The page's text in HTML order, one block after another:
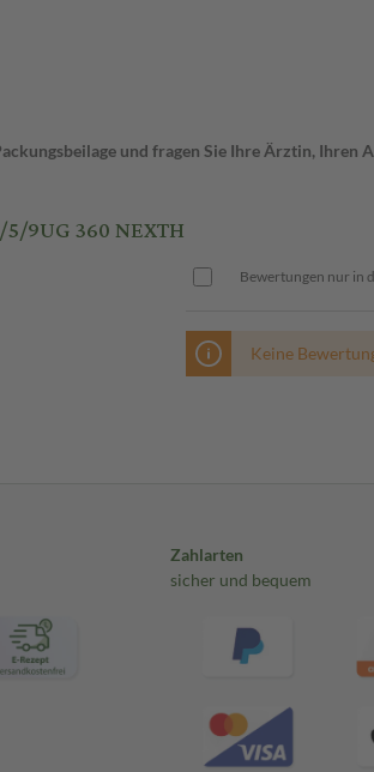
und fragen Sie Ihre Ärztin, Ihren
9UG 360 NEXTH
Bewertungen nur in
Keine
Zahlarten
sicher und bequem